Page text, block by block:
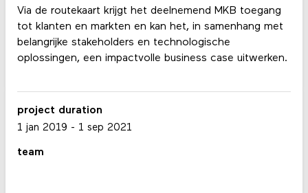
Via de routekaart krijgt het deelnemend MKB toegang
tot klanten en markten en kan het, in samenhang met
belangrijke stakeholders en technologische
oplossingen, een impactvolle business case uitwerken.
project duration
1 jan 2019 - 1 sep 2021
team